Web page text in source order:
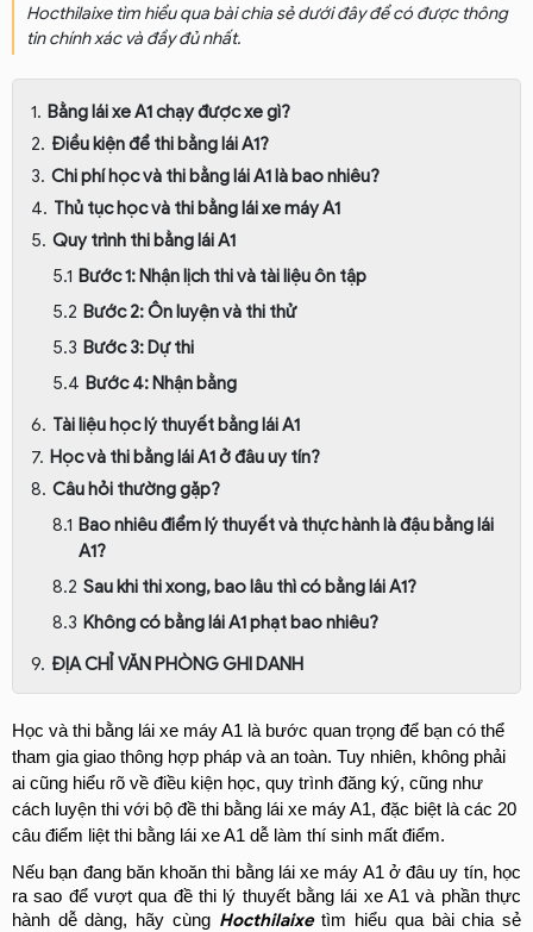
Hocthilaixe tìm hiểu qua bài chia sẻ dưới đây để có được thông
tin chính xác và đầy đủ nhất.
Bằng lái xe A1 chạy được xe gì?
Điều kiện để thi bằng lái A1?
Chi phí học và thi bằng lái A1 là bao nhiêu?
Thủ tục học và thi bằng lái xe máy A1
Quy trình thi bằng lái A1
Bước 1: Nhận lịch thi và tài liệu ôn tập
Bước 2: Ôn luyện và thi thử
Bước 3: Dự thi
Bước 4: Nhận bằng
Tài liệu học lý thuyết bằng lái A1
Học và thi bằng lái A1 ở đâu uy tín?
Câu hỏi thường gặp?
Bao nhiêu điểm lý thuyết và thực hành là đậu bằng lái
A1?
Sau khi thi xong, bao lâu thì có bằng lái A1?
Không có bằng lái A1 phạt bao nhiêu?
ĐỊA CHỈ VĂN PHÒNG GHI DANH
Học và thi bằng lái xe máy A1 là bước quan trọng để bạn có thể
tham gia giao thông hợp pháp và an toàn. Tuy nhiên, không phải
ai cũng hiểu rõ về điều kiện học, quy trình đăng ký, cũng như
cách luyện thi với bộ đề thi bằng lái xe máy A1, đặc biệt là các 20
câu điểm liệt thi bằng lái xe A1 dễ làm thí sinh mất điểm.
Nếu bạn đang băn khoăn thi bằng lái xe máy A1 ở đâu uy tín, học
ra sao để vượt qua đề thi lý thuyết bằng lái xe A1 và phần thực
hành dễ dàng, hãy cùng Hocthilaixe tìm hiểu qua bài chia sẻ